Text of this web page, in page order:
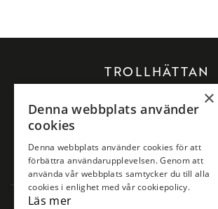
TROLLHÄTTAN
461 30 Trollhättan
E-post:trollhattan@entrefast.se
×
Denna webbplats använder
cookies
Denna webbplats använder cookies för att
förbättra användarupplevelsen. Genom att
använda vår webbplats samtycker du till alla
cookies i enlighet med vår cookiepolicy.
Läs mer